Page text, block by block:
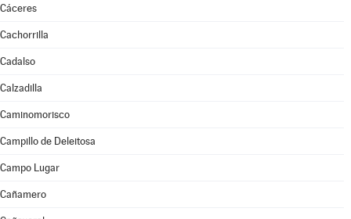
Cáceres
Cachorrilla
Cadalso
Calzadilla
Caminomorisco
Campillo de Deleitosa
Campo Lugar
Cañamero